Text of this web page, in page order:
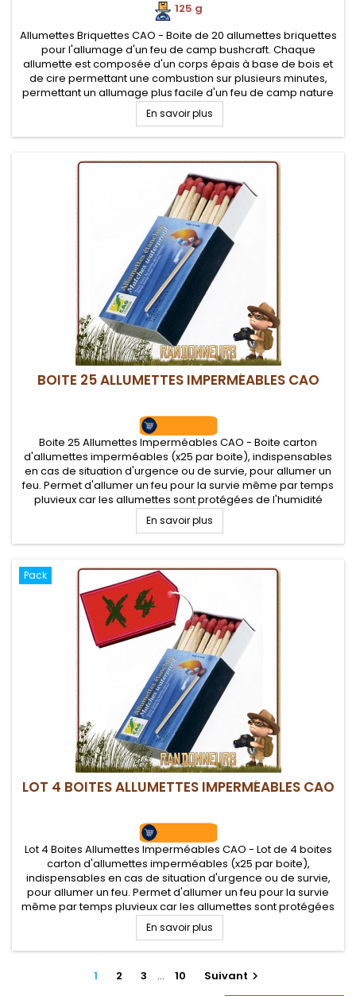
125 g
Allumettes Briquettes CAO - Boite de 20 allumettes briquettes
pour l'allumage d'un feu de camp bushcraft. Chaque
allumette est composée d'un corps épais à base de bois et
de cire permettant une combustion sur plusieurs minutes,
permettant un allumage plus facile d'un feu de camp nature
En savoir plus
BOITE 25 ALLUMETTES IMPERMÉABLES CAO
Boite 25 Allumettes Imperméables CAO - Boite carton
d'allumettes imperméables (x25 par boite), indispensables
en cas de situation d'urgence ou de survie, pour allumer un
feu. Permet d'allumer un feu pour la survie même par temps
pluvieux car les allumettes sont protégées de l'humidité
En savoir plus
Pack
LOT 4 BOITES ALLUMETTES IMPERMÉABLES CAO
Lot 4 Boites Allumettes Imperméables CAO - Lot de 4 boites
carton d'allumettes imperméables (x25 par boite),
indispensables en cas de situation d'urgence ou de survie,
pour allumer un feu. Permet d'allumer un feu pour la survie
même par temps pluvieux car les allumettes sont protégées
de l'humidité
En savoir plus
1 2 3 … 10 Suivant 